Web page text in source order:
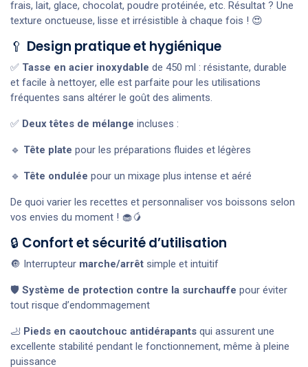
frais, lait, glace, chocolat, poudre protéinée, etc. Résultat ? Une
texture onctueuse, lisse et irrésistible à chaque fois ! 😍
🥄 Design pratique et hygiénique
✅ Tasse en acier inoxydable de 450 ml : résistante, durable
et facile à nettoyer, elle est parfaite pour les utilisations
fréquentes sans altérer le goût des aliments.
✅ Deux têtes de mélange incluses :
🔹 Tête plate pour les préparations fluides et légères
🔹 Tête ondulée pour un mixage plus intense et aéré
De quoi varier les recettes et personnaliser vos boissons selon
vos envies du moment ! 🧁🥭
🔒 Confort et sécurité d’utilisation
🔘 Interrupteur marche/arrêt simple et intuitif
🛡️ Système de protection contre la surchauffe pour éviter
tout risque d’endommagement
🦶 Pieds en caoutchouc antidérapants qui assurent une
excellente stabilité pendant le fonctionnement, même à pleine
puissance